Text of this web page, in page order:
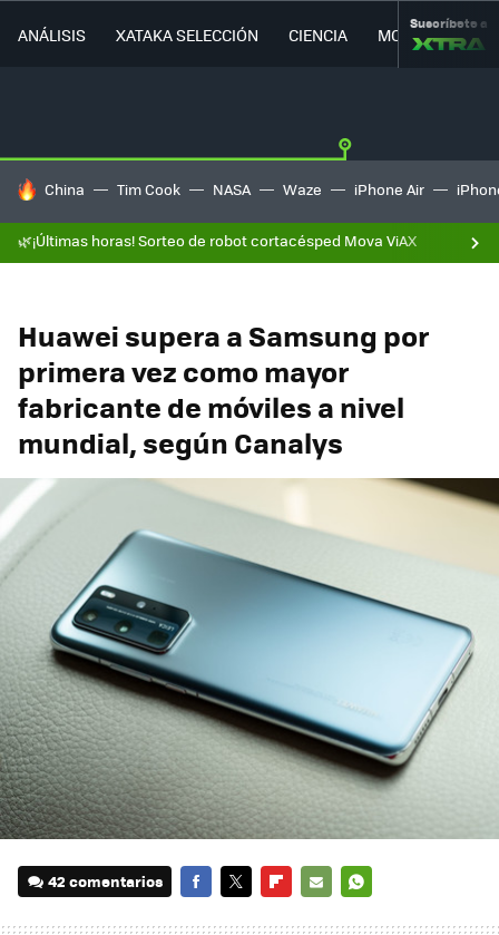
ANÁLISIS XATAKA SELECCIÓN CIENCIA MOVILIDAD
Suscríbete a
HOY SE HABLA DE
China Tim Cook NASA Waze iPhone Air
🌿¡Últimas horas! Sorteo de robot cortacésped Mova ViAX
Huawei supera a Samsung por
primera vez como mayor
fabricante de móviles a nivel
mundial, según Canalys
42 comentarios